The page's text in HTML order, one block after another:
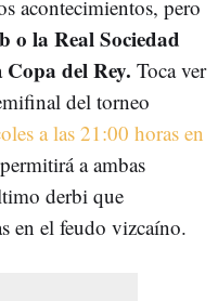
acontecimientos, pero
o la Real Sociedad
Copa del Rey. Toca ver
del torneo
a las 21:00 horas en
a ambas
derbi que
en el feudo vizcaíno.